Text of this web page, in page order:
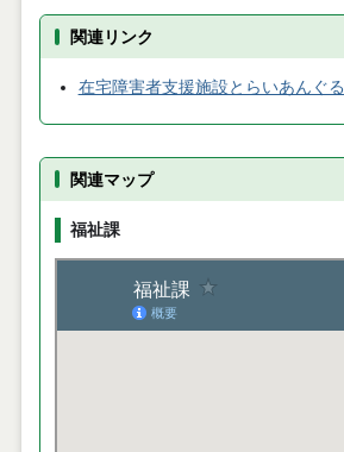
関連リンク
在宅障害者支援施設とらいあんぐる
関連マップ
福祉課